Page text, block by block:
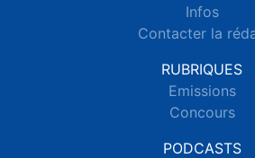
Infos
Contacter la
RUBRIQUES
Emissions
Concours
PODCASTS